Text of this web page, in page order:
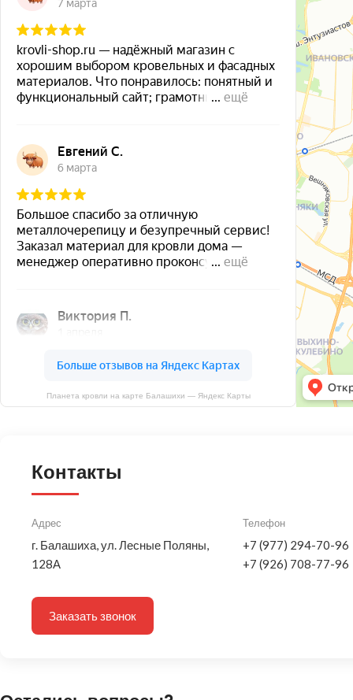
Планета кровли на карте Балашихи — Яндекс Карты
Контакты
Адрес
г. Балашиха, ул. Лесные Поляны,
128А
Телефон
+7 (977) 294-70-96
+7 (926) 708-77-96
Заказать звонок